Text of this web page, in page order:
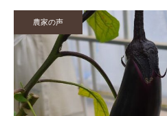
農家の声